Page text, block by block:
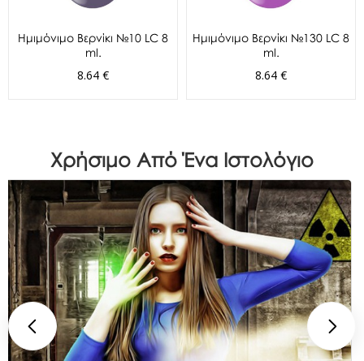
Ημιμόνιμο Βερνίκι №10 LC 8
ml.
8.64 €
Ημιμόνιμο Βερνίκι №130 LC 8
ml.
8.64 €
Χρήσιμο Από Ένα Ιστολόγιο